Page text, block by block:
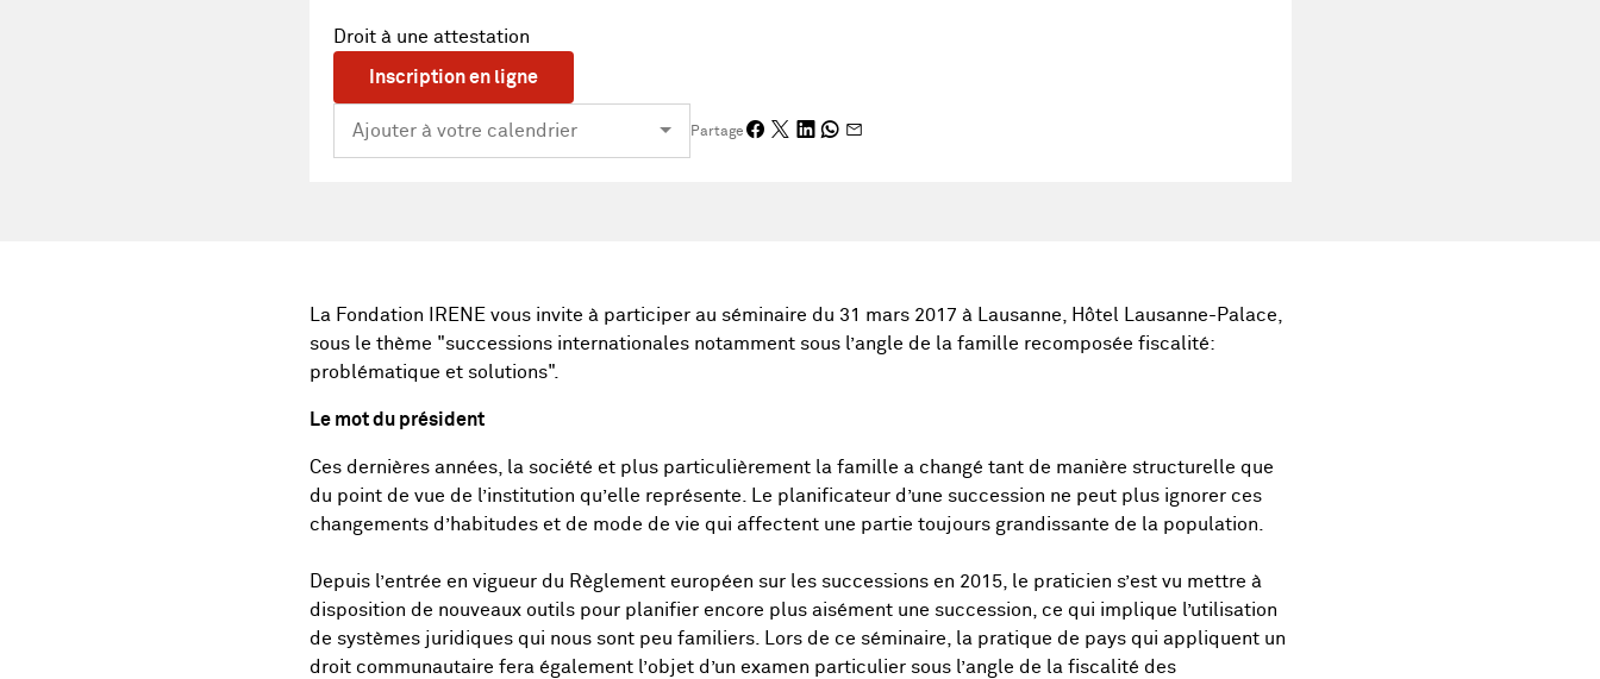
Droit à une attestation
Inscription en ligne
Partage
La Fondation IRENE vous invite à participer au séminaire du 31 mars 2017 à Lausanne, Hôtel Lausanne-Palace,
sous le thème "successions internationales notamment sous l’angle de la famille recomposée fiscalité:
problématique et solutions".
Le mot du président
Ces dernières années, la société et plus particulièrement la famille a changé tant de manière structurelle que
du point de vue de l’institution qu’elle représente. Le planificateur d’une succession ne peut plus ignorer ces
changements d’habitudes et de mode de vie qui affectent une partie toujours grandissante de la population.
Depuis l’entrée en vigueur du Règlement européen sur les successions en 2015, le praticien s’est vu mettre à
disposition de nouveaux outils pour planifier encore plus aisément une succession, ce qui implique l’utilisation
de systèmes juridiques qui nous sont peu familiers. Lors de ce séminaire, la pratique de pays qui appliquent un
droit communautaire fera également l’objet d’un examen particulier sous l’angle de la fiscalité des